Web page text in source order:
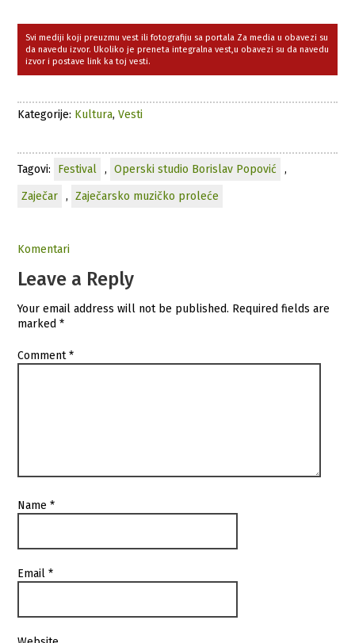
Svi mediji koji preuzmu vest ili fotografiju sa portala Za media u obavezi su
da navedu izvor. Ukoliko je preneta integralna vest,u obavezi su da navedu
izvor i postave link ka toj vesti.
Kategorije: Kultura,Vesti
Tagovi: Festival , Operski studio Borislav Popović
,
Zaječar
, Zaječarsko muzičko proleće
Komentari
Leave a Reply
Your email address will not be published. Required fields are
marked*
Comment*
Name*
Email*